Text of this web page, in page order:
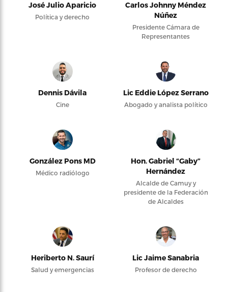
José Julio Aparicio
Política y derecho
Carlos Johnny Méndez
Núñez
Presidente Cámara de
Representantes
Dennis Dávila
Cine
Lic Eddie López Serrano
Abogado y analista político
González Pons MD
Médico radiólogo
Hon. Gabriel “Gaby”
Hernández
Alcalde de Camuy y
presidente de la Federación
de Alcaldes
Heriberto N. Saurí
Salud y emergencias
Lic Jaime Sanabria
Profesor de derecho